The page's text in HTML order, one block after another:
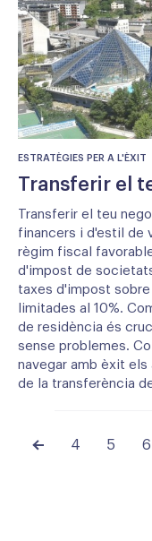
Transferir el
ESTRATÈGIES PER A L'ÈXIT
Transferir el teu
financers i d'estil de
règim fiscal
d'impost de
taxes d'impost
limitades al 10%.
de residència és
sense problemes.
navegar amb èxit
de la transferència
4 5 6